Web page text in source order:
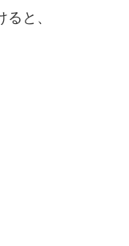
と、